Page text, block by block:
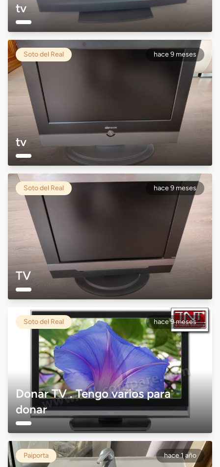
tv
Soto del Real hace 9 meses
tv
Soto del Real hace 9 meses
TV
Soto del Real hace 9 meses
Donar TV . Tengo varios para
donar
Paiporta hace 1 año